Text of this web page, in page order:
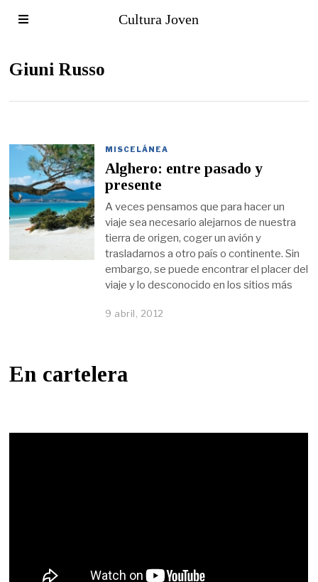
Cultura Joven
Giuni Russo
MISCELÁNEA
Alghero: entre pasado y
presente
A veces pensamos que para hacer un
viaje sea necesario alejarnos de nuestra
tierra de origen, coger un avión y
trasladarnos a otro país o continente. Sin
embargo, se puede encontrar el placer del
viaje y lo desconocido en los sitios más
9 abril, 2012
En cartelera